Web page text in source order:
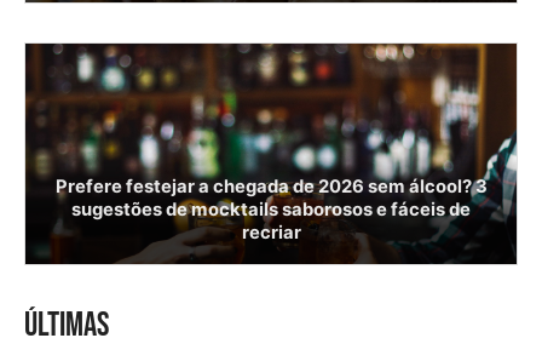
Prefere festejar a chegada de 2026 sem álcool? 3
sugestões de mocktails saborosos e fáceis de
recriar
ÚLTIMAS